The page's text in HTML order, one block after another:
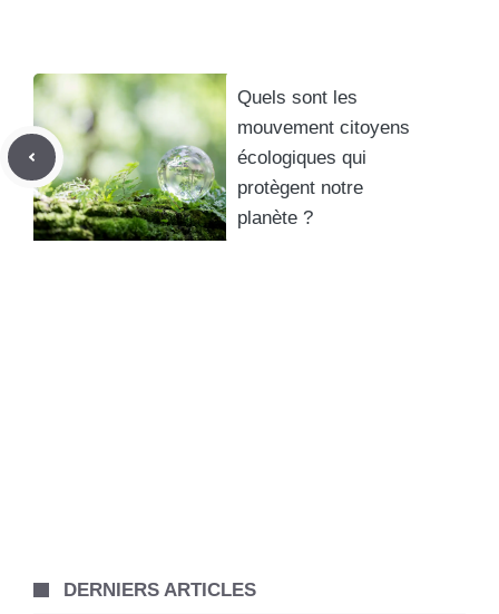
Quels sont les
mouvement citoyens
écologiques qui
protègent notre
planète ?
DERNIERS ARTICLES